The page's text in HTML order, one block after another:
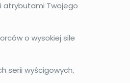
atrybutami Twojego
o wysokiej sile
serii wyścigowych.